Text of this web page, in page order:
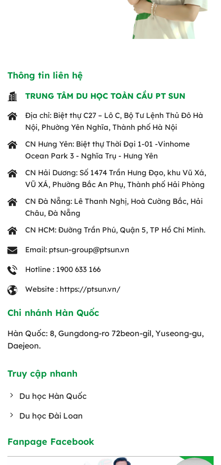
Thông tin liên hệ
TRUNG TÂM DU HỌC TOÀN CẦU PT SUN
Địa chỉ: Biệt thự C27 – Lô C, Bộ Tư Lệnh Thủ Đô Hà
Nội, Phường Yên Nghĩa, Thành phố Hà Nội
CN Hưng Yên: Biệt thự Thời Đại 1-01 -Vinhome
Ocean Park 3 - Nghĩa Trụ - Hưng Yên
CN Hải Dương: Số 1474 Trần Hưng Đạo, khu Vũ Xá,
VŨ XÁ, Phường Bắc An Phụ, Thành phố Hải Phòng
CN Đà Nẵng: Lê Thanh Nghị, Hoà Cường Bắc, Hải
Châu, Đà Nẵng
CN HCM: Đường Trần Phú, Quận 5, TP Hồ Chí Minh.
Email: ptsun-group@ptsun.vn
Hotline : 1900 633 166
Website : https://ptsun.vn/
Truy cập nhanh
Du học Hàn Quốc
Du học Đài Loan
Fanpage Facebook
Chi nhánh Hàn Quốc
Hàn Quốc: 8, Gungdong-ro 72beon-gil, Yuseong-gu,
Daejeon.